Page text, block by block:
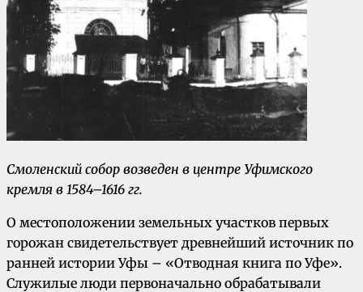
Смоленский собор возведен в центре Уфимского
кремля в 1584–1616 гг.
О местоположении земельных участков первых
горожан свидетельствует древнейший источник по
ранней истории Уфы – «Отводная книга по Уфе».
Служилые люди первоначально обрабатывали